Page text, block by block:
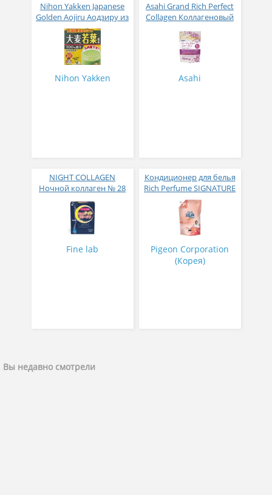
Nihon Yakken Japanese
Golden Aojiru Аодзиру из
листьев молодого
ячменя
Nihon Yakken
Asahi Grand Rich Perfect
Collagen Коллагеновый
плацентой и
изофлавонами сои 228
гр
Asahi
NIGHT COLLAGEN
Ночной коллаген № 28
Fine lab
Кондиционер для белья
Rich Perfume SIGNATURE
парфюмированный
супер-концентрат с
ароматом Фиеста 1,6 л
Pigeon Corporation
(Корея)
Вы недавно смотрели